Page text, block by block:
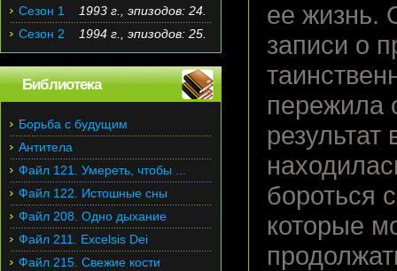
ее жизнь.
записи о
пережила
результат
бороться
которые
Сезон 1
1993 г., эпизодов: 24.
Сезон 2
1994 г., эпизодов: 25.
Библиотека
Борьба с будущим
Антитела
Файл 121. Умереть, чтобы ...
Файл 122. Истошные сны
Файл 208. Одно дыхание
Файл 211. Excelsis Dei
Файл 215. Свежие кости